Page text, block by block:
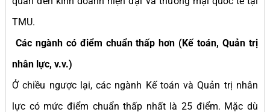
TMU.
Các ngành có điểm chuẩn thấp hơn (Kế toán, Quản trị
nhân lực, v.v.)
Ở chiều ngược lại, các ngành Kế toán và Quản trị nhân
lực có mức điểm chuẩn thấp nhất là 25 điểm. Mặc dù